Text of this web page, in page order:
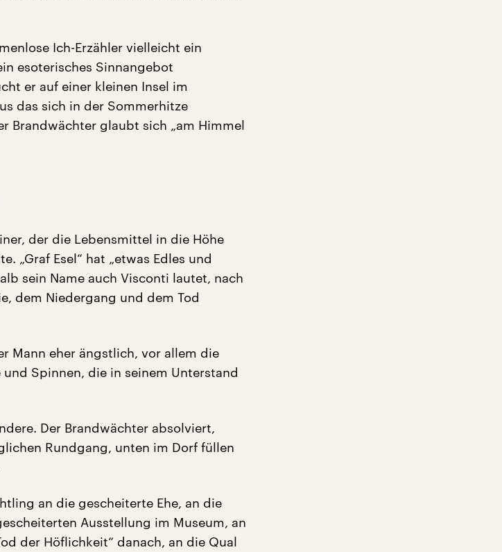
Ich-Erzähler vielleicht ein
esoterisches Sinnangebot
er auf einer kleinen Insel im
das sich in der Sommerhitze
Brandwächter glaubt sich „am Himmel
der die Lebensmittel in die Höhe
„Graf Esel“ hat „etwas Edles und
sein Name auch Visconti lautet, nach
dem Niedergang und dem Tod
Mann eher ängstlich, vor allem die
Spinnen, die in seinem Unterstand
Der Brandwächter absolviert,
Rundgang, unten im Dorf füllen
an die gescheiterte Ehe, an die
Ausstellung im Museum, an
der Höflichkeit“ danach, an die Qual